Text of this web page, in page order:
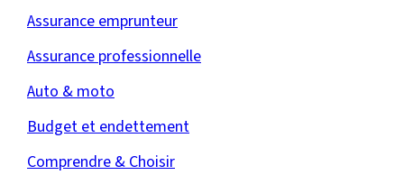
Assurance emprunteur
Assurance professionnelle
Auto & moto
Budget et endettement
Comprendre & Choisir